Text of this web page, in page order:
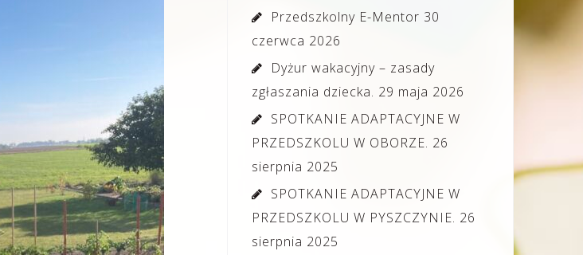
Przedszkolny E-Mentor 30
czerwca 2026
Dyżur wakacyjny – zasady
zgłaszania dziecka. 29 maja 2026
SPOTKANIE ADAPTACYJNE W
PRZEDSZKOLU W OBORZE. 26
sierpnia 2025
SPOTKANIE ADAPTACYJNE W
PRZEDSZKOLU W PYSZCZYNIE. 26
sierpnia 2025